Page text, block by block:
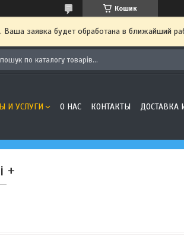
Кошик
заявка будет обработана в ближайший
И УСЛУГИ О НАС КОНТАКТЫ ДОСТАВКА
+